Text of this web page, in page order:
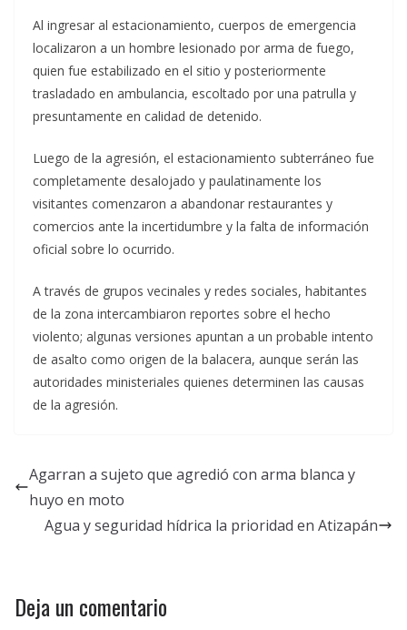
Al ingresar al estacionamiento, cuerpos de emergencia
localizaron a un hombre lesionado por arma de fuego,
quien fue estabilizado en el sitio y posteriormente
trasladado en ambulancia, escoltado por una patrulla y
presuntamente en calidad de detenido.
Luego de la agresión, el estacionamiento subterráneo fue
completamente desalojado y paulatinamente los
visitantes comenzaron a abandonar restaurantes y
comercios ante la incertidumbre y la falta de información
oficial sobre lo ocurrido.
A través de grupos vecinales y redes sociales, habitantes
de la zona intercambiaron reportes sobre el hecho
violento; algunas versiones apuntan a un probable intento
de asalto como origen de la balacera, aunque serán las
autoridades ministeriales quienes determinen las causas
de la agresión.
Agarran a sujeto que agredió con arma blanca y
huyo en moto
Agua y seguridad hídrica la prioridad en Atizapán
Deja un comentario